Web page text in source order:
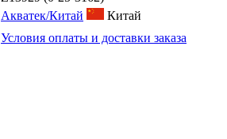
Акватек/Китай
Китай
Условия оплаты и доставки заказа